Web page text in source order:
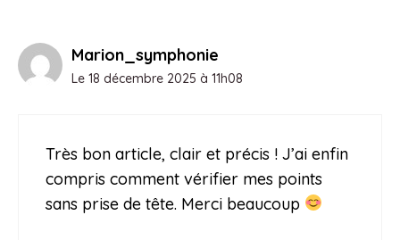
Marion_symphonie
Le 18 décembre 2025 à 11h08
Très bon article, clair et précis ! J’ai enfin
compris comment vérifier mes points
sans prise de tête. Merci beaucoup